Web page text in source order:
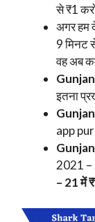
से ₹1
अगर हम
9 मिनट
वह अब
इतना
app
2021 –
– 21 में